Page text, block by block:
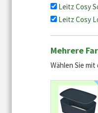
Leitz Cosy
Leitz Cosy
Mehrere
Wählen Sie